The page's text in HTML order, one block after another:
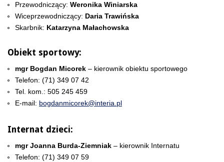
Przewodniczący: Weronika Winiarska
Wiceprzewodniczący: Daria Trawińska
Skarbnik: Katarzyna Małachowska
Obiekt sportowy:
mgr Bogdan Micorek – kierownik obiektu sportowego
Telefon: (71) 349 07 42
Tel. kom.: 505 245 459
E-mail: bogdanmicorek@interia.pl
Internat dzieci:
mgr Joanna Burda-Ziemniak – kierownik Internatu
Telefon: (71) 349 07 59